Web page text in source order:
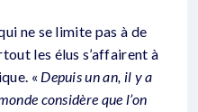
ne se limite pas à de
les élus s’affairent à
« Depuis un an, il y a
considère que l’on